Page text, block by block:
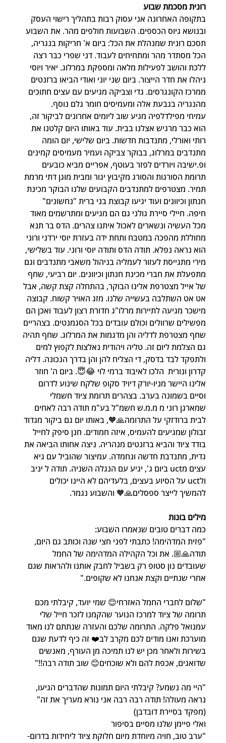
רונית מסכמת שבוע
בתקופה האחרונה אני עסוק רבות בתהליך רישוי העסק
ובנושא גיוס הכספים. השבועות חולפים מהר. את השבוע
תסכם רונית שמנהלת את הכל: ביום א' חריקות בנגריה,
הכל מסתדר מהר ומתחיחים לעבוד. דני שפרי כבר רצה
ללכת והושב לפעילות מלאה ומספקת במרלוג. יאיר ויוסי
ניהלו את חדר הייצור. ביום שני יוני ואודי הביאו ברזנטים
ממרכז הקונגרסים. גדי וצביקה מגיעים עם עצים חתוכים
מהנגריה בגבעת אלה ומעמיסים חומר גלם נוסף.
עמיחי מפילדלפיה מגיע שוב ליומים אחרונים לביקור זה,
הוא כבר מרגיש אצלנו בבית. עוד באותו היום קלטנו את
רותי ואורלי, מתנדבות חדשות. ביום שלישי, יום הומה
מתנדבים במרלוג, בבוקר צביקה ועמיר מעמיסים קמינים
ופ.ישיבה ויורדים לפזר בעוטף, אפריים מביא כובעים
תרומת הסורגות והסורג מקיבוץ יגור ומבית מוגן דתי מרמת
תמיר. מצטרפים למתנדבים הקבועים שלנו הבוקר מכינת
חנתון וכיוונים ועוד יגיעו קבוצת בני ברית "נחשונים"
חיפה. חיילי סיירת גולני גם הם מגיעים ומתרשמים מאוד
מכל העשיה ונשארים לאכול איתנו צהרים. הדס בר תנא
מחוללת מהפכה במטבח ותחת ידה בעזרת יוסי ירדני ורוני
הוא נראה נפלא. תודה הדס ותודה יוסי ורוני. עוד בשלישי,
מירי מתגייסת לעזור לעמליה בניהול משאבי מתנדבים וגם
מתפעלת את חברי מכינת חנתון וכיוונים. יום רביעי, שחף
של אייל מצטרפת אלינו הבוקר, בהתחלה קצת קשה, אבל
אט אט השתלבה בעשייה שלנו. מזג האויר קשוח. קבוצה
מישכר מגיעה לתיירות מרלו"ג חדורת רצון לעבוד ואכן הם
מפשילים שרוולים וכולם עובדים בכל הסגמנטים. בצהריים
שחף מצטרפת לדליה והן מדגמות את המרלוג. שחף תהיה
גם הצלמת ליום זה. טליה ויהודית נאלצות לקפוץ למים
ולתפקד לבד בדסק, די הצליח להן והן בדרך הנכונה. דליה
קדרון ונורית  הלכו לאיבוד ברמי לוי 😂😇. ביום ה' חוזר
אלינו היישר מניו-יורק דיויד סקופ שלקח שינוע לדרום
וסיים בשמונה בערב. בצהרים תרומת ציוד חשמלי
שמארגן רוני מ מ.מ.ש חשמ"ל בע"מ תודה רבה לאחים
לבית ברודזקי על התרומה🙏🧡, באותו יום גם ביקור מגדוד
זבולון שמגיעים להעמיס, איזה חמודים. חנן סיפק לחייל
בודד ציוד והביא ברזנטים מנהריה. ניצה אחותו הביאה את
גדית, מתנדבת חדשה ונחמדה. עמיצור שהוביל עם גיא
עצים מuct ביום ג', יגיע עם הנגלה השניה. תודה ל יניב
ולuct על הסיוע בעצים, בלעדיהם לא היינו יכולים
להמשיך לייצר ספסלים🙏🧡 והשבוע נגמר.
מילים בונות
כמה דברים טובים שנאמרו השבוע:
"פזית המדהימה! כתבתי לפני חצי שנה וכותב גם היום,
תודה🙏🏼. את וכל הקהילה המדהימה של החמל
שעובדים נון סטופ רק בשביל לחבק אותנו ולהראות שגם
אחרי שנתיים וקצת אנחנו לא שקופים."
"שלום לחברי החמל האזרחי😊 שמי יועד, קיבלתי מכם
תרומה של ציוד למרכז הנוער שהקמנו לזכר חייל שלי
עמנואל פלקה. התרומה שלכם והעזרה שנתתם לנו מאוד
מוערכת ואנו מודים לכם מקרב לב❤️ זה כיף לדעת שגם
בשירות ולאחר מכן יש לנו תמיכה מן העורף, מאנשים
שדואגים, אכפת להם ולא שוכחים😊 שוב תודה רבה!!"
"היי מה נשמע? קיבלתי היום תמונות שהדברים הגיעו,
נראה מעולה! תודה רבה רבה אני נורא מעריך את זה"
(מפקד בסיירת דובדבן)
ואלי פיימן שלנו מסיים בסיפור
"ערב טוב, חויה מיוחדת מיום חלוקת ציוד ליחידות בדרום-